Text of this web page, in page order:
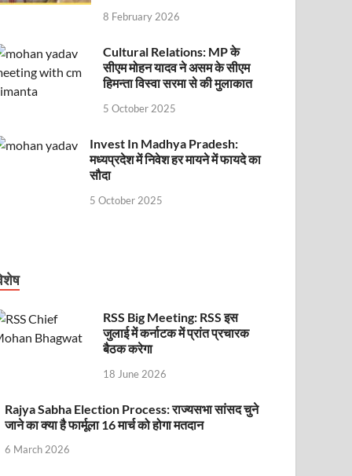
वेबिनार को संबोधित करेंगे8 February 2026
Cultural Relations: MP के
सीएम मोहन यादव ने असम के सीएम
हिमन्ता विस्वा सरमा से की मुलाकात
5 October 2025
Invest In Madhya Pradesh:
मध्यप्रदेश में निवेश हर मायने में फायदे का
सौदा
5 October 2025
RSS Big Meeting: RSS इस
जुलाई में कर्नाटक में प्रांत प्रचारक
बैठक करेगा
18 June 2026
Rajya Sabha Election Process: राज्यसभा सांसद चुने
जाने का क्या है फार्मूला 16 मार्च को होगा मतदान
6 March 2026